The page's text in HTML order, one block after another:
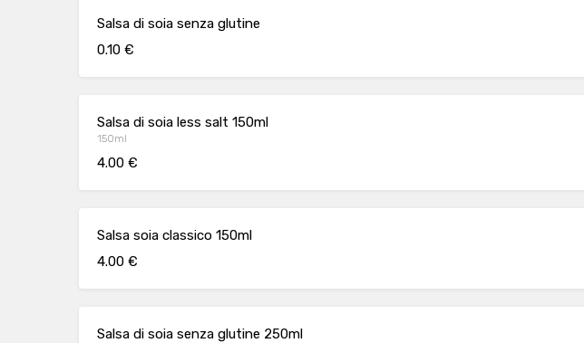
Salsa di soia senza glutine
0.10 €
Salsa di soia less salt 150ml
150ml
4.00 €
Salsa soia classico 150ml
4.00 €
Salsa di soia senza glutine 250ml